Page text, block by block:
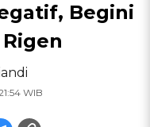
Begini
WIB